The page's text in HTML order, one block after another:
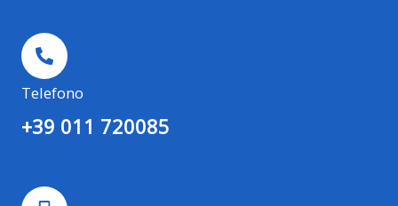
Telefono
+39 011 720085